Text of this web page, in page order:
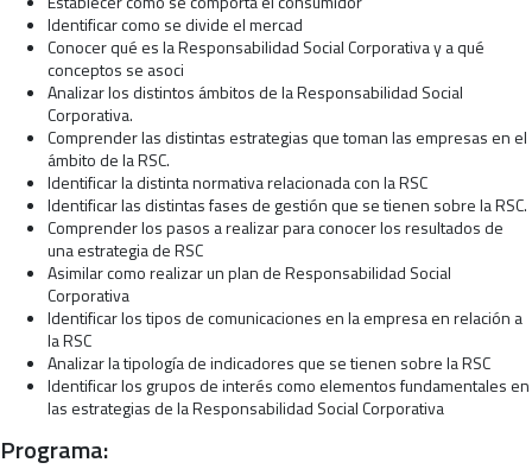
Identificar como se divide el mercad
Conocer qué es la Responsabilidad Social Corporativa y a qué
conceptos se asoci
Analizar los distintos ámbitos de la Responsabilidad Social
Corporativa.
Comprender las distintas estrategias que toman las empresas en el
ámbito de la RSC.
Identificar la distinta normativa relacionada con la RSC
Identificar las distintas fases de gestión que se tienen sobre la RSC.
Comprender los pasos a realizar para conocer los resultados de
una estrategia de RSC
Asimilar como realizar un plan de Responsabilidad Social
Corporativa
Identificar los tipos de comunicaciones en la empresa en relación a
la RSC
Analizar la tipología de indicadores que se tienen sobre la RSC
Identificar los grupos de interés como elementos fundamentales en
las estrategias de la Responsabilidad Social Corporativa
Programa: